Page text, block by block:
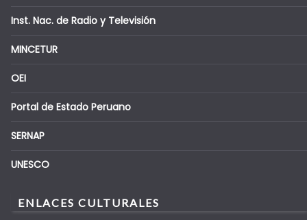
Inst. Nac. de Radio y Televisión
MINCETUR
OEI
Portal de Estado Peruano
SERNAP
UNESCO
ENLACES CULTURALES